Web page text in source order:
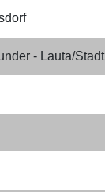
- Lauta/Stadt